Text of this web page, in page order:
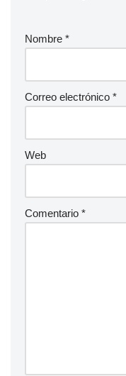
Nombre *
Correo electrónico *
Web
Comentario *